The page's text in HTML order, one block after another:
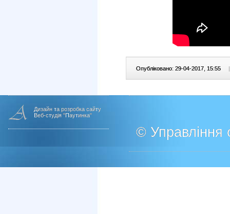
Опубліковано: 29-04-2017, 15:55 |
Дизайн та розробка сайту
Веб-студія "Паутинка"
© Управління